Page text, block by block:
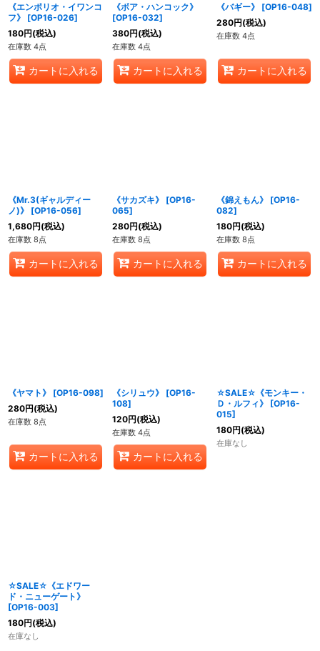
《エンポリオ・イワンコ
フ》
[OP16-026]
180円(税込)
在庫数 4点
カートに入れる
《ボア・ハンコック》
[OP16-032]
380円(税込)
在庫数 4点
カートに入れる
《バギー》 [OP16-048]
280円(税込)
在庫数 4点
カートに入れる
《Mr.3(ギャルディー
ノ)》
[OP16-056]
1,680円(税込)
在庫数 8点
カートに入れる
《サカズキ》 [OP16-
065]
280円(税込)
在庫数 8点
カートに入れる
《錦えもん》 [OP16-
082]
180円(税込)
在庫数 8点
カートに入れる
《ヤマト》 [OP16-098]
280円(税込)
在庫数 8点
カートに入れる
《シリュウ》 [OP16-
108]
120円(税込)
在庫数 4点
カートに入れる
☆SALE☆《モンキー・
Ｄ・ルフィ》
[OP16-
015]
180円(税込)
在庫なし
☆SALE☆《エドワー
ド・ニューゲート》
[OP16-003]
180円(税込)
在庫なし